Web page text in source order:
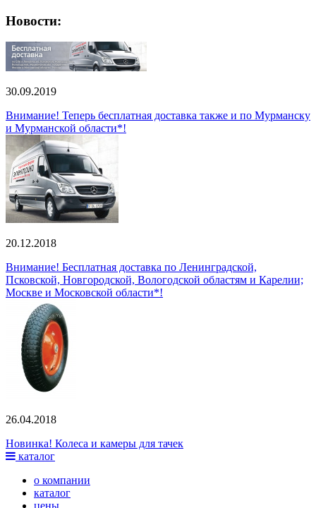
Новости:
30.09.2019
Внимание! Теперь бесплатная доставка также и по Мурманску
и Мурманской области*!
20.12.2018
Внимание! Бесплатная доставка по Ленинградской,
Псковской, Новгородской, Вологодской областям и Карелии;
Москве и Московской области*!
26.04.2018
Новинка! Колеса и камеры для тачек
каталог
о компании
каталог